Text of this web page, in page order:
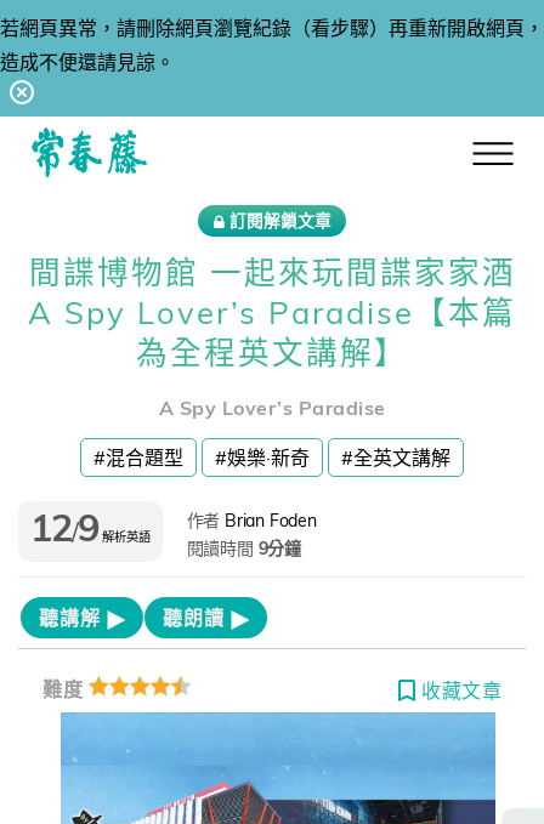
若網頁異常，請刪除網頁瀏覽紀錄（看步驟）再重新開啟網頁，
造成不便還請見諒。
訂閱解鎖文章
間諜博物館 一起來玩間諜家家酒
A Spy Lover’s Paradise【本篇
為全程英文講解】
A Spy Lover’s Paradise
#混合題型 #娛樂·新奇 #全英文講解
12/9 解析英語
作者 Brian Foden
閱讀時間 9分鐘
聽講解 聽朗讀
難度 收藏文章